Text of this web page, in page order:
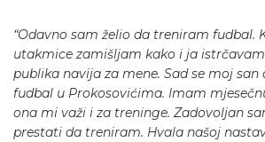
“Odavno sam želio da treniram fudbal.
utakmice zamišljam kako i ja
publika navija za mene. Sad se moj
fudbal u Prokosovićima. Imam
ona mi važi i za treninge. Zadovoljan
prestati da treniram. Hvala našoj